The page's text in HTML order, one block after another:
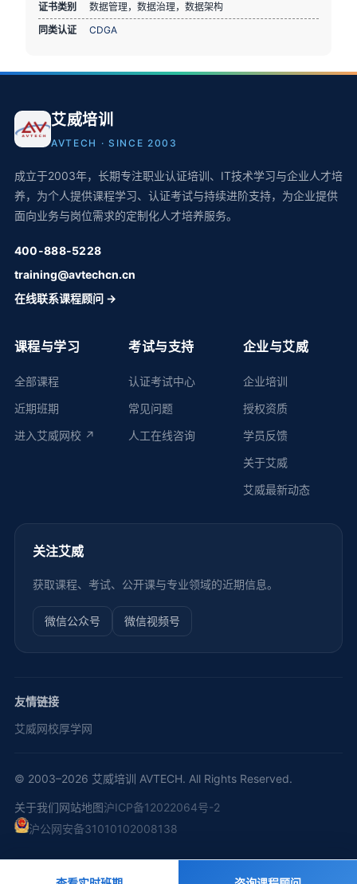
证书类别
数据管理，数据治理，数据架构
同类认证
CDGA
艾威培训
AVTECH · SINCE 2003
成立于2003年，长期专注职业认证培训、IT技术学习与企业人才培
养，为个人提供课程学习、认证考试与持续进阶支持，为企业提供
面向业务与岗位需求的定制化人才培养服务。
400-888-5228
training@avtechcn.cn
在线联系课程顾问 →
课程与学习
全部课程
近期班期
进入艾威网校 ↗
考试与支持
认证考试中心
常见问题
人工在线咨询
企业与艾威
企业培训
授权资质
学员反馈
关于艾威
艾威最新动态
关注艾威
获取课程、考试、公开课与专业领域的近期信息。
微信公众号 微信视频号
友情链接
艾威网校厚学网
© 2003–2026 艾威培训 AVTECH. All Rights Reserved.
关于我们网站地图沪ICP备12022064号-2
沪公网安备31010102008138